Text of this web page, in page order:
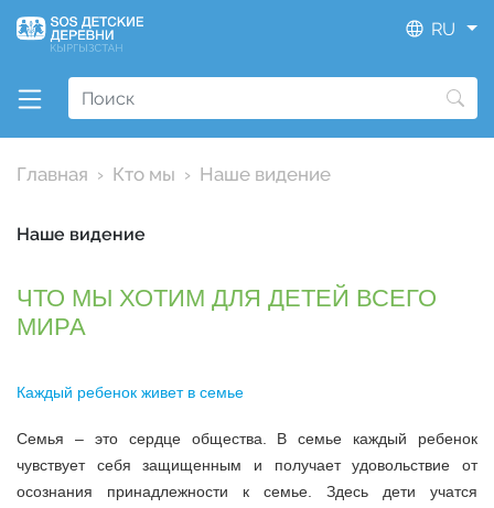
RU
Главная Кто мы Наше видение
Наше видение
ЧТО МЫ ХОТИМ ДЛЯ ДЕТЕЙ ВСЕГО
МИРА
Каждый ребенок живет в семье
Семья – это сердце общества. В семье каждый ребенок
чувствует себя защищенным и получает удовольствие от
осознания принадлежности к семье. Здесь дети учатся